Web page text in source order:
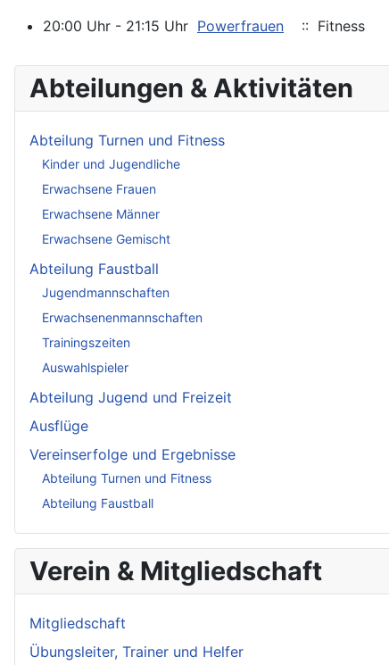
Abteilungen & Aktivitäten
Abteilung Turnen und Fitness
Kinder und Jugendliche
Erwachsene Frauen
Erwachsene Männer
Erwachsene Gemischt
Abteilung Faustball
Jugendmannschaften
Erwachsenenmannschaften
Trainingszeiten
Auswahlspieler
Abteilung Jugend und Freizeit
Ausflüge
Vereinserfolge und Ergebnisse
Abteilung Turnen und Fitness
Abteilung Faustball
Verein & Mitgliedschaft
Mitgliedschaft
Übungsleiter, Trainer und Helfer
20:00 Uhr - 21:15 Uhr Powerfrauen :: Fitness